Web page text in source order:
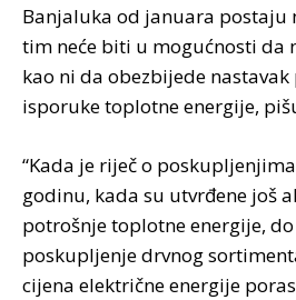
Banjaluka od januara postaju
tim neće biti u mogućnosti da
kao ni da obezbijede
isporuke toplotne energije,
“Kada je riječ o
godinu, kada su utvrđene još
potrošnje toplotne energije,
poskupljenje drvnog
cijena električne energije